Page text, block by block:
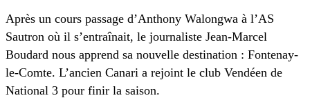
Après un cours passage d’Anthony Walongwa à l’AS
Sautron où il s’entraînait, le journaliste Jean-Marcel
Boudard nous apprend sa nouvelle destination : Fontenay-
le-Comte. L’ancien Canari a rejoint le club Vendéen de
National 3 pour finir la saison.